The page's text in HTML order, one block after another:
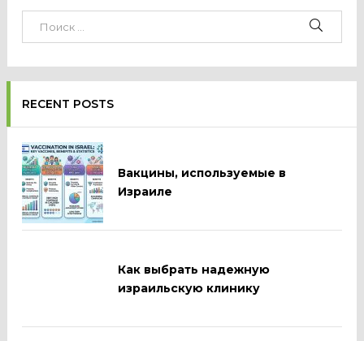
RECENT POSTS
Вакцины, используемые в
Израиле
Как выбрать надежную
израильскую клинику